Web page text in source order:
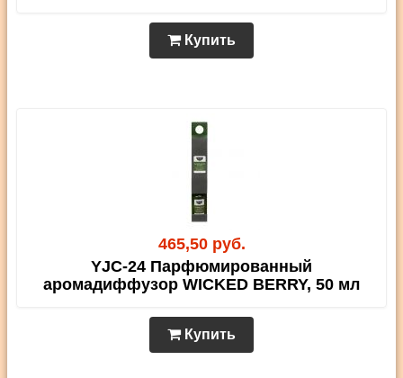
Купить
465,50 руб.
YJC-24 Парфюмированный
аромадиффузор WICKED BERRY, 50 мл
Купить